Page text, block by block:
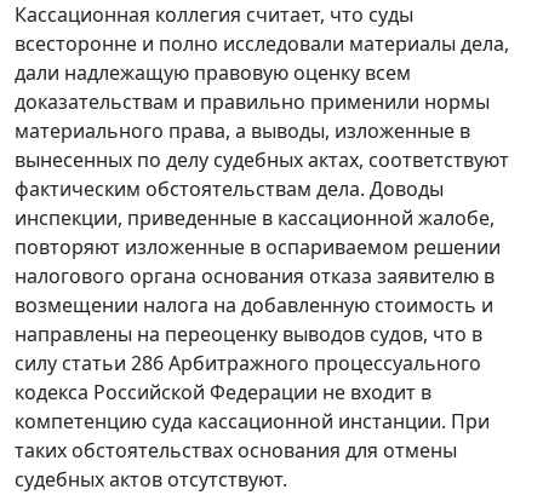
Кассационная коллегия считает, что суды
всесторонне и полно исследовали материалы дела,
дали надлежащую правовую оценку всем
доказательствам и правильно применили нормы
материального права, а выводы, изложенные в
вынесенных по делу судебных актах, соответствуют
фактическим обстоятельствам дела. Доводы
инспекции, приведенные в кассационной жалобе,
повторяют изложенные в оспариваемом решении
налогового органа основания отказа заявителю в
возмещении налога на добавленную стоимость и
направлены на переоценку выводов судов, что в
силу статьи 286Арбитражного процессуального
кодекса Российской Федерации не входит в
компетенцию суда кассационной инстанции. При
таких обстоятельствах основания для отмены
судебных актов отсутствуют.